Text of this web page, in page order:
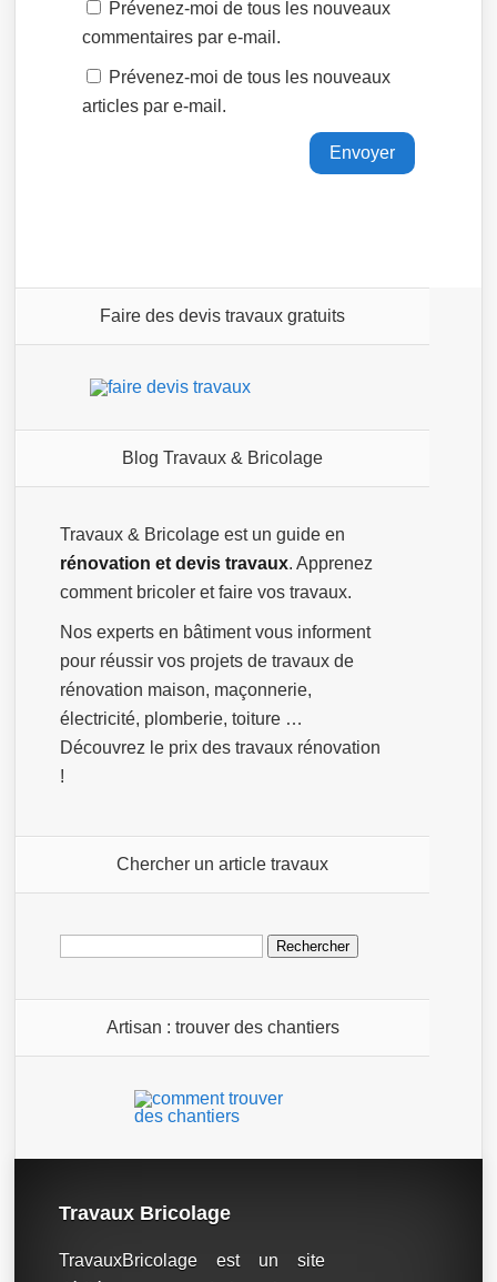
Prévenez-moi de tous les nouveaux
commentaires par e-mail.
Prévenez-moi de tous les nouveaux
articles par e-mail.
Faire des devis travaux gratuits
Blog Travaux & Bricolage
Travaux & Bricolage est un guide en
rénovation et devis travaux. Apprenez
comment bricoler et faire vos travaux.
Nos experts en bâtiment vous informent
pour réussir vos projets de travaux de
rénovation maison, maçonnerie,
électricité, plomberie, toiture …
Découvrez le prix des travaux rénovation
!
Chercher un article travaux
Rechercher :
Artisan : trouver des chantiers
Travaux Bricolage
TravauxBricolage est un site